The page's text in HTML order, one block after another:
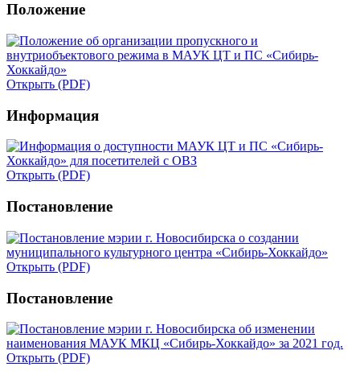
Положение
Открыть (PDF)
Информация
Открыть (PDF)
Постановление
Открыть (PDF)
Постановление
Открыть (PDF)